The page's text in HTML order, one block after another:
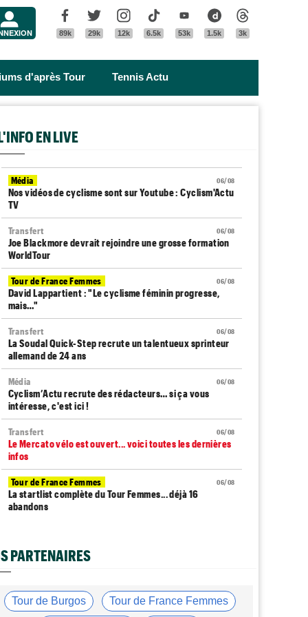
Facebook
89k
Twitter
29k
Instagram
12k
Tik Tok
6.5k
Youtube
53k
Dailymotion
1.5k 3k
d'après Tour Tennis Actu
EN LIVE
06/08
Média
Nos vidéos de cyclisme sont sur Youtube : Cyclism'Actu
TV
06/08
Transfert
Joe Blackmore devrait rejoindre une grosse formation
WorldTour
06/08
Tour de France Femmes
David Lappartient : "Le cyclisme féminin progresse,
mais…"
06/08
Transfert
La Soudal Quick-Step recrute un talentueux sprinteur
allemand de 24 ans
06/08
Média
Cyclism’Actu recrute des rédacteurs… si ça vous
intéresse, c'est ici !
06/08
Transfert
Le Mercato vélo est ouvert... voici toutes les dernières
infos
06/08
Tour de France Femmes
La startlist complète du Tour Femmes... déjà 16
abandons
profil…
La surprise Francisco Campos remporte la 1ère étape
PARTENAIRES
Tour de Burgos Tour de France Femmes